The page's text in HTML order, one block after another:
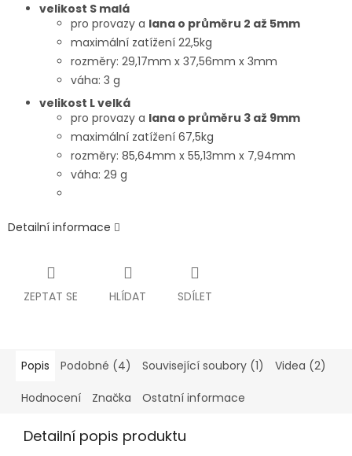
velikost S malá
pro provazy a lana o průměru 2 až 5mm
maximální zatížení 22,5kg
rozměry: 29,17mm x 37,56mm x 3mm
váha: 3 g
velikost L velká
pro provazy a lana o průměru 3 až 9mm
maximální zatížení 67,5kg
rozměry: 85,64mm x 55,13mm x 7,94mm
váha: 29 g
Detailní informace
ZEPTAT SE HLÍDAT SDÍLET
Popis Podobné (4) Související soubory (1) Videa (2)
Hodnocení Značka Ostatní informace
Detailní popis produktu